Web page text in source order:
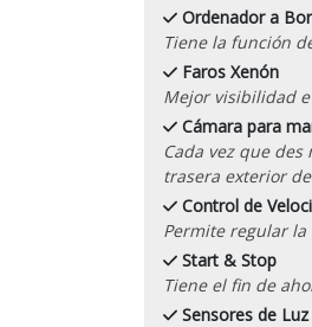
Ordenador a
Tiene la función
Faros Xenón
Mejor visibilidad
Cámara para
Cada vez que
trasera exterior
Control de
Permite regular
Start & Stop
Tiene el fin de
Sensores de